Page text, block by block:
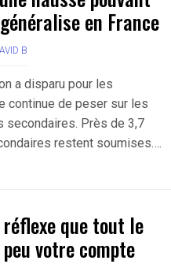
en France
B
a disparu pour les
continue de peser sur les
secondaires. Près de 3,7
restent soumises….
que tout le
votre compte